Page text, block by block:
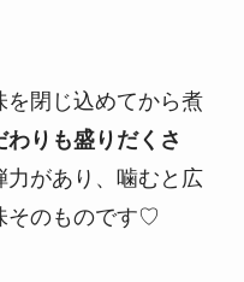
を閉じ込めてから煮
りも盛りだくさ
があり、噛むと広
そのものです♡